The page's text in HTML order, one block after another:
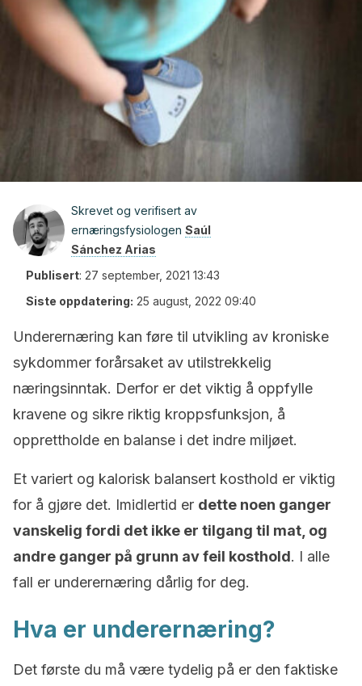
Skrevet og verifisert av
ernæringsfysiologen Saúl
Sánchez Arias
Publisert: 27 september, 2021 13:43
Siste oppdatering: 25 august, 2022 09:40
Underernæring kan føre til utvikling av kroniske
sykdommer forårsaket av utilstrekkelig
næringsinntak. Derfor er det viktig å oppfylle
kravene og sikre riktig kroppsfunksjon, å
opprettholde en balanse i det indre miljøet.
Et variert og kalorisk balansert kosthold er viktig
for å gjøre det. Imidlertid er dette noen ganger
vanskelig fordi det ikke er tilgang til mat, og
andre ganger på grunn av feil kosthold. I alle
fall er underernæring dårlig for deg.
Hva er underernæring?
Det første du må være tydelig på er den faktiske